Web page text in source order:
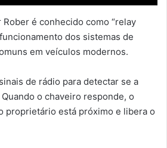
é conhecido como “relay
dos sistemas de
em veículos modernos.
de rádio para detectar se a
o chaveiro responde, o
proprietário está próximo e libera o